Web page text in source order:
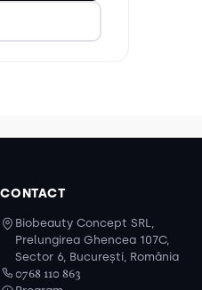
CONTACT
Biobeauty Concept SRL,
Prelungirea Ghencea 107C,
Sector 6, București, România
0768 110 863